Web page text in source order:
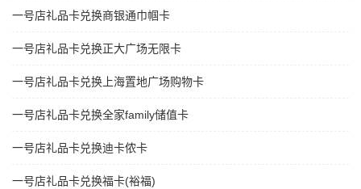
一号店礼品卡兑换商银通巾帼卡
一号店礼品卡兑换正大广场无限卡
一号店礼品卡兑换上海置地广场购物卡
一号店礼品卡兑换全家family储值卡
一号店礼品卡兑换迪卡侬卡
一号店礼品卡兑换福卡(裕福)